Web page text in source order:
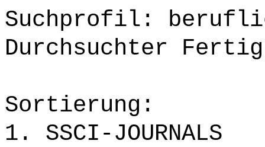
Suchprofil:
Durchsuchter
Sortierung:
1. SSCI-JOURNALS